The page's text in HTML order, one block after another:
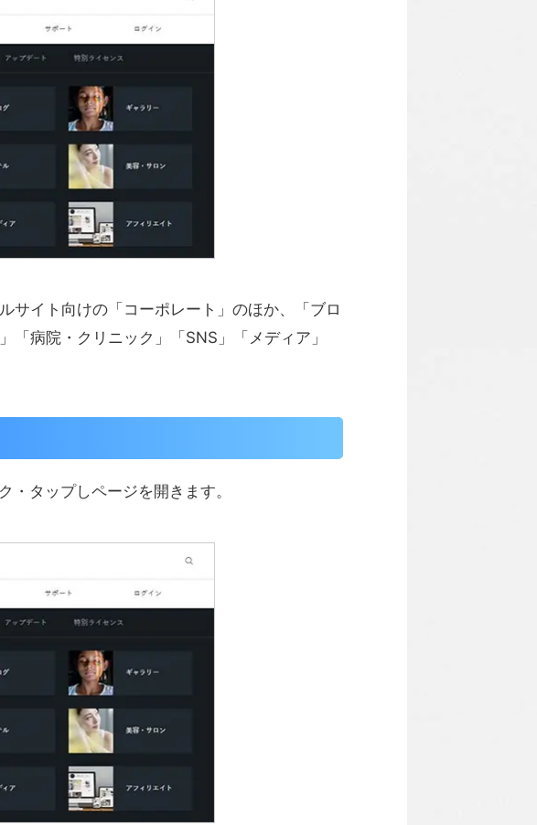
サイト向けの「コーポレート」のほか、「ブロ
病院・クリニック」「SNS」「メディア」
・タップしページを開きます。